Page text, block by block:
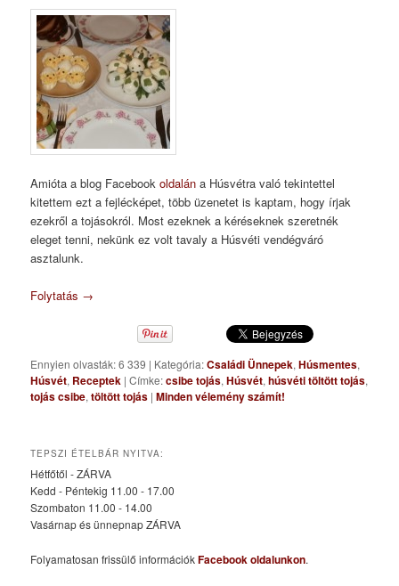
Amióta a blog Facebookoldalán a Húsvétra való tekintettel
kitettem ezt a fejlécképet, több üzenetet is kaptam, hogy írjak
ezekről a tojásokról. Most ezeknek a kéréseknek szeretnék
eleget tenni, nekünk ez volt tavaly a Húsvéti vendégváró
asztalunk.
Folytatás →
Ennyien olvasták: 6 339 | Kategória:Családi Ünnepek,Húsmentes,
Húsvét, Receptek |Címke:csibe tojás,Húsvét,húsvéti töltött tojás,
tojás csibe,töltött tojás |Minden vélemény számít!
TEPSZI ÉTELBÁR NYITVA:
Hétfőtől - ZÁRVA
Kedd - Péntekig 11.00 - 17.00
Szombaton 11.00 - 14.00
Vasárnap és ünnepnap ZÁRVA
Folyamatosan frissülő információkFacebook oldalunkon.